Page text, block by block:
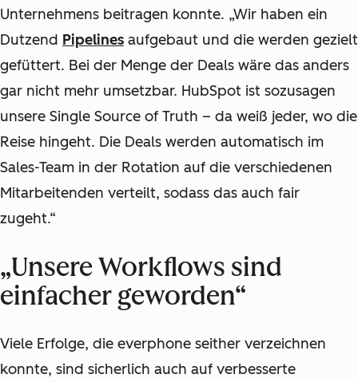
Unternehmens beitragen konnte. „Wir haben ein
Dutzend Pipelines aufgebaut und die werden gezielt
gefüttert. Bei der Menge der Deals wäre das anders
gar nicht mehr umsetzbar. HubSpot ist sozusagen
unsere Single Source of Truth – da weiß jeder, wo die
Reise hingeht. Die Deals werden automatisch im
Sales-Team in der Rotation auf die verschiedenen
Mitarbeitenden verteilt, sodass das auch fair
zugeht.“
„Unsere Workflows sind
einfacher geworden“
Viele Erfolge, die everphone seither verzeichnen
konnte, sind sicherlich auch auf verbesserte